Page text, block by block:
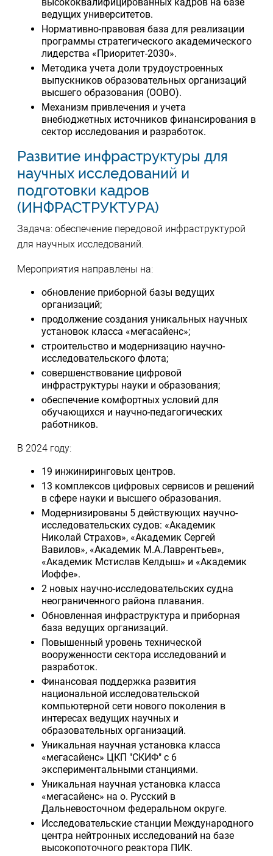
высококвалифицированных кадров на базе
ведущих университетов.
Нормативно-правовая база для реализации
программы стратегического академического
лидерства «Приоритет-2030».
Методика учета доли трудоустроенных
выпускников образовательных организаций
высшего образования (ООВО).
Механизм привлечения и учета
внебюджетных источников финансирования в
сектор исследования и разработок.
Развитие инфраструктуры для
научных исследований и
подготовки кадров
(ИНФРАСТРУКТУРА)
Задача: обеспечение передовой инфраструктурой
для научных исследований.
Мероприятия направлены на:
обновление приборной базы ведущих
организаций;
продолжение создания уникальных научных
установок класса «мегасайенс»;
строительство и модернизацию научно-
исследовательского флота;
совершенствование цифровой
инфраструктуры науки и образования;
обеспечение комфортных условий для
обучающихся и научно-педагогических
работников.
В 2024 году:
19 инжиниринговых центров.
13 комплексов цифровых сервисов и решений
в сфере науки и высшего образования.
Модернизированы 5 действующих научно-
исследовательских судов: «Академик
Николай Страхов», «Академик Сергей
Вавилов», «Академик М.А.Лаврентьев»,
«Академик Мстислав Келдыш» и «Академик
Иоффе».
2 новых научно-исследовательских судна
неограниченного района плавания.
Обновленная инфраструктура и приборная
база ведущих организаций.
Повышенный уровень технической
вооруженности сектора исследований и
разработок.
Финансовая поддержка развития
национальной исследовательской
компьютерной сети нового поколения в
интересах ведущих научных и
образовательных организаций.
Уникальная научная установка класса
«мегасайенс» ЦКП "СКИФ" с 6
экспериментальными станциями.
Уникальная научная установка класса
«мегасайенс» на о. Русский в
Дальневосточном федеральном округе.
Исследовательские станции Международного
центра нейтронных исследований на базе
высокопоточного реактора ПИК.